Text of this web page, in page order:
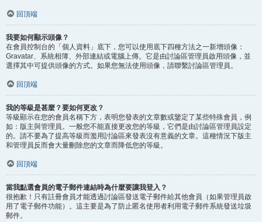
回頂端
我要如何顯示頭像？
在會員控制台的「個人資料」底下，您可以使用底下四種方法之一新增頭像：
Gravatar、系統相簿、外部連結或電腦上傳。它是由討論區管理員啟用頭像，並
選擇其中可提供頭像的方式。如果您無法使用頭像，請聯繫討論區管理員。
回頂端
我的等級是甚麼？要如何更改？
等級顯示在您的會員名稱下方，表明您發表的文章數或鑒定了某些特殊會員，例
如：版主與管理員。一般您不能直接更改您的等級，它們是由討論區管理員設定
的。請不要為了提高等級而濫用討論區來發表沒有意義的文章。這種情況下版主
和管理員反而會大量刪除您的文章而降低您的等級。
回頂端
當我點選會員的電子郵件連結時為什麼要讓我登入？
很抱歉！只有註冊會員才能透過討論區發送電子郵件給其他會員（如果管理員啟
用了電子郵件功能）。這主要是為了防止匿名使用者利用電子郵件系統發送垃圾
郵件。